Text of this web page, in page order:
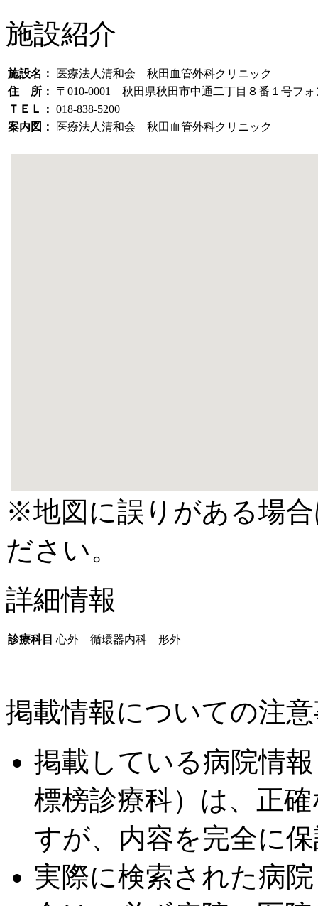
施設紹介
施設名：
医療法人清和会 秋田血管外科クリニック
住 所：
〒010-0001 秋田県秋田市中通二丁目８番１号フ
ＴＥＬ： 018-838-5200
案内図：
医療法人清和会 秋田血管外科クリニック
※地図に誤りがある場
ださい。
詳細情報
診療科目 心外 循環器内科 形外
掲載情報についての注
掲載している病院情
標榜診療科）は、正
すが、内容を完全に
実際に検索された病